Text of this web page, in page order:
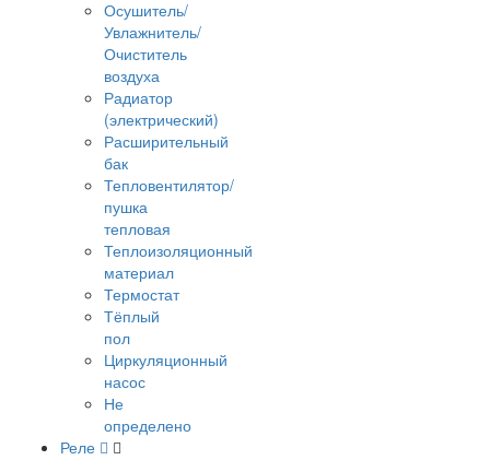
Осушитель/
Увлажнитель/
Очиститель
воздуха
Радиатор
(электрический)
Расширительный
бак
Тепловентилятор/
пушка
тепловая
Теплоизоляционный
материал
Термостат
Тёплый
пол
Циркуляционный
насос
Не
определено
Реле